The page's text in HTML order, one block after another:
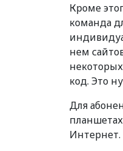
Кроме
команда
нем
код. Это
Для
Интернет.